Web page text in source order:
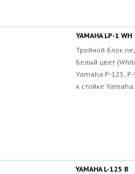
YAMAHA LP-1 WH
Тройной блок
Белый цвет
Yamaha P-125,
к стойке
YAMAHA L-125 B